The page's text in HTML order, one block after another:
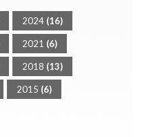
2024 (16)
2021 (6)
2018 (13)
2015 (6)